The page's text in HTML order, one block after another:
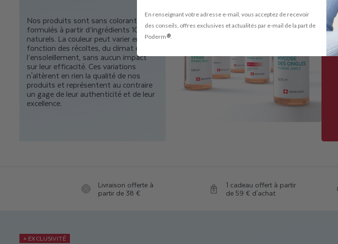
Nos produits sont sans colorants et
formulés à partir d’ingrédients 100%
naturels. La couleur peut varier en
fonction des récoltes, du climat et de
l’ensoleillement, sans aucun impact
sur leur efficacité. Ces variations
n'altèrent en rien la qualité de nos
produits et représentent au contraire
un gage de leur authenticité et de leur
excellence.
Livraison offerte à
partir de 38 €
1 cadeau offert à partir
de 59 € d'achat
+ EXCLUSIVITÉ
En renseignant votre adresse e-mail, vous acceptez de recevoir
des conseils, offres exclusives et actualités par e-mail de la part de
Poderm®.